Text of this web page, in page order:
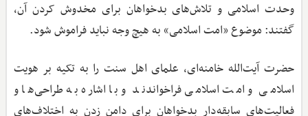
وحدت اسلامی و تلاش‌های بدخواهان برای مخدوش کردن آن،
گفتند: موضوع «امت اسلامی» به هیچ وجه نباید فراموش شود.
حضرت آیت‌الله خامنه‌ای، علمای اهل سنت را به تکیه بر هویت
اسلامی و امت اسلامی فراخواندند و با اشاره به طراحی‌ها و
فعالیت‌های سابقه‌دار بدخواهان برای دامن زدن به اختلاف‌های